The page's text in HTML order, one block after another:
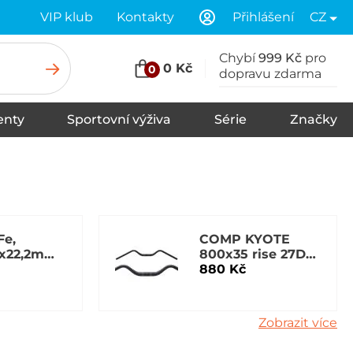
VIP klub Kontakty Přihlášení CZ
0 0 Kč
Chybí999 Kč pro
dopravu zdarma
Sportovní výživa Série Značky
COMP KYOTE
800x35 rise 27D
BB Black
880 Kč
Zobrazit více